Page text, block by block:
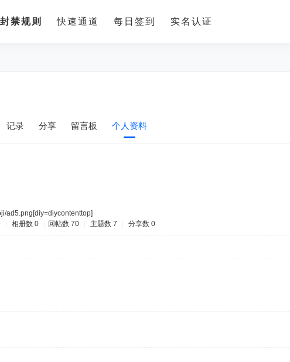
封禁规则 快速通道 每日签到 实名认证
记录 分享 留言板 个人资料
ad5.png [diy=diycontenttop]
相册数 0 回帖数 70 主题数 7 分享数 0